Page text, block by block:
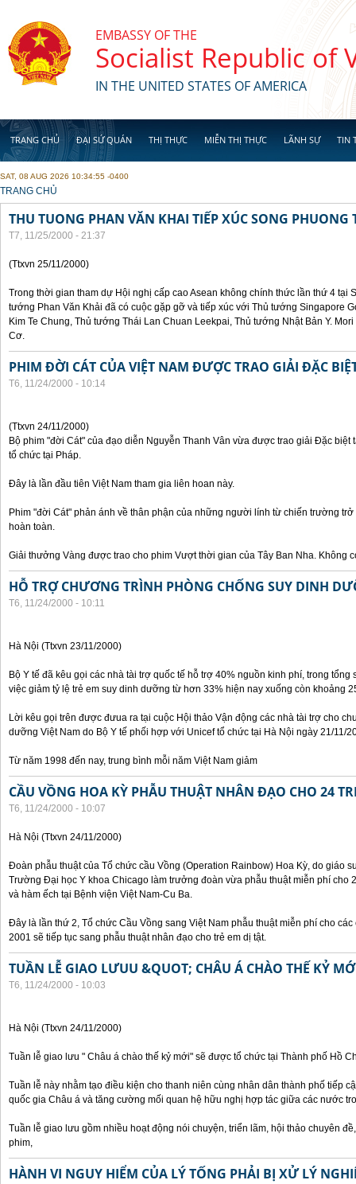
EMBASSY OF THE
Socialist Republic of
IN THE UNITED STATES OF AMERICA
TRANG CHỦ ĐẠI SỨ QUÁN THỊ THỰC MIỄN THỊ THỰC LÃNH SỰ TIN
SAT, 08 AUG 2026 10:34:55 -0400
YOU ARE HERE
TRANG CHỦ
THU TUONG PHAN VĂN KHAI TIẾP XÚC SONG PHUONG
T7, 11/25/2000 - 21:37
(Ttxvn 25/11/2000)
Trong thời gian tham dự Hội nghị cấp cao Asean không chính thức lần thứ 4 tại
tướng Phan Văn Khải đã có cuộc gặp gỡ và tiếp xúc với Thủ tướng Singapore
Kim Te Chung, Thủ tướng Thái Lan Chuan Leekpai, Thủ tướng Nhật Bản Y.
Cơ.
PHIM ĐỜI CÁT CỦA VIỆT NAM ĐƯỢC TRAO GIẢI ĐẶC
T6, 11/24/2000 - 10:14
(Ttxvn 24/11/2000)
Bộ phim "đời Cát" của đạo diễn Nguyễn Thanh Vân vừa được trao giải Đặc biệt
tổ chức tại Pháp.
Đây là lần đầu tiên Việt Nam tham gia liên hoan này.
Phim "đời Cát" phản ánh về thân phận của những người lính từ chiến trường
hoàn toàn.
Giải thưởng Vàng được trao cho phim Vượt thời gian của Tây Ban Nha. Không
HỖ TRỢ CHƯƠNG TRÌNH PHÒNG CHỐNG SUY DINH
T6, 11/24/2000 - 10:11
Hà Nội (Ttxvn 23/11/2000)
Bộ Y tế đã kêu gọi các nhà tài trợ quốc tế hỗ trợ 40% nguồn kinh phí, trong tổng
việc giảm tỷ lệ trẻ em suy dinh dưỡng từ hơn 33% hiện nay xuống còn khoảng
Lời kêu gọi trên được đưua ra tại cuộc Hội thảo Vận động các nhà tài trợ cho
dưỡng Việt Nam do Bộ Y tế phối hợp với Unicef tổ chức tại Hà Nội ngày 21/11/
Từ năm 1998 đến nay, trung bình mỗi năm Việt Nam giảm
CẦU VỒNG HOA KỲ PHẪU THUẬT NHÂN ĐẠO CHO 24
T6, 11/24/2000 - 10:07
Hà Nội (Ttxvn 24/11/2000)
Đoàn phẫu thuật của Tổ chức cầu Vồng (Operation Rainbow) Hoa Kỳ, do giáo
Trường Đại học Y khoa Chicago làm trưởng đoàn vừa phẫu thuật miễn phí cho
và hàm ếch tại Bệnh viện Việt Nam-Cu Ba.
Đây là lần thứ 2, Tổ chức Cầu Vồng sang Việt Nam phẫu thuật miễn phí cho
2001 sẽ tiếp tục sang phẫu thuật nhân đạo cho trẻ em dị tật.
TUẦN LỄ GIAO LƯUU &QUOT; CHÂU Á CHÀO THẾ KỶ
T6, 11/24/2000 - 10:03
Hà Nội (Ttxvn 24/11/2000)
Tuần lễ giao lưu " Châu á chào thế kỷ mới" sẽ được tổ chức tại Thành phố Hồ
Tuần lễ này nhằm tạo điều kiện cho thanh niên cùng nhân dân thành phố tiếp
quốc gia Châu á và tăng cường mối quan hệ hữu nghị hợp tác giữa các nước
Tuần lễ giao lưu gồm nhiều hoạt động nói chuyện, triển lãm, hội thảo chuyên
phim,
HÀNH VI NGUY HIỂM CỦA LÝ TỐNG PHẢI BỊ XỬ LÝ